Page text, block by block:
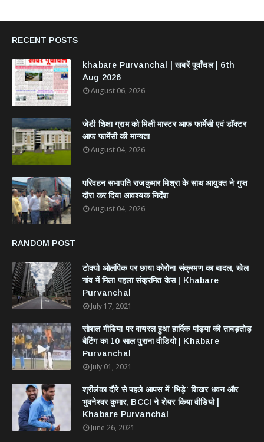
RECENT POSTS
khabare Purvanchal | खबरें पूर्वांचल | 6th
Aug 2026
August 06, 2026
जेडी शिक्षा ग्राम को मिली मास्टर आफ फार्मेसी एवं डॉक्टर
आफ फार्मेसी की मान्यता
August 04, 2026
परिवहन सभापति राजकुमार मिश्रा के साथ आयुक्त ने गुप्त
दौरा कर दिया आवश्यक निर्देश
August 04, 2026
RANDOM POST
टोक्यो ओलंपिक पर छाया कोरोना संक्रमण का बादल, खेल
गांव में मिला पहला संक्रमित केस | Khabare
Purvanchal
July 17, 2021
सोशल मीडिया पर वायरल हुआ हार्दिक पांड्या की ताबड़तोड़
बैटिंग का 10 साल पुराना वीडियो | Khabare
Purvanchal
July 01, 2021
श्रीलंका दौरे से पहले आपस में 'भिड़े' शिखर धवन और
भुवनेश्वर कुमार, BCCI ने शेयर किया वीडियो |
Khabare Purvanchal
June 26, 2021